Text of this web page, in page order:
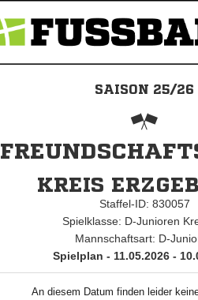
SAISON 25/26
KREIS
Staffel-ID: 830057
Spielklasse: D-Junioren
Mannschaftsart: D-
Spielplan - 11.05.2026 -
An diesem Datum finden leider